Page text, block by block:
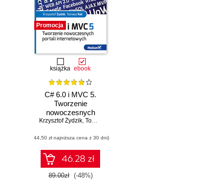
Promocja
książka ebook
C# 6.0 i MVC 5.
Tworzenie
nowoczesnych
portali
Krzysztof Żydzik, Tomasz Rak
(44,50 zł najniższa cena z 30 dni)
46.28 zł
89.00zł (-48%)